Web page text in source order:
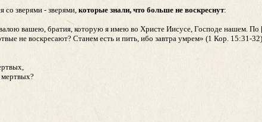
зверями - зверями, которые знали, что больше не воскреснут:
вашею, братия, которую я имею во Христе Иисусе, Господе нашем. По
не воскресают? Станем есть и пить, ибо завтра умрем» (1 Кор. 15:31-32).
мертвых?